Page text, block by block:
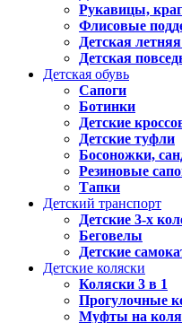
Рукавицы,
Флисовые
Детская
Детская
Детская обувь
Сапоги
Ботинки
Детские
Детские туфли
Босоножки,
Резиновые
Тапки
Детский транспорт
Детские 3-х
Беговелы
Детские
Детские коляски
Коляски 3 в 1
Прогулочные
Муфты на